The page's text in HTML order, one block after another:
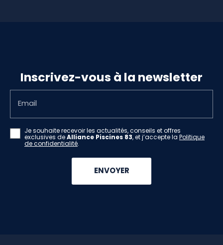
Inscrivez-vous à la newsletter
Email
Je souhaite recevoir les actualités, conseils et offres
exclusives deAlliance Piscines 83, et j’accepte la Politique
de confidentialité.